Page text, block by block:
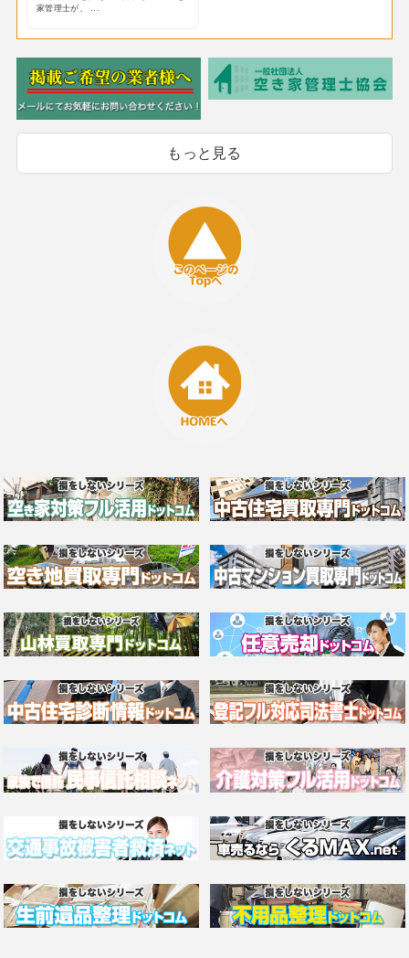
家管理士が、 ...
もっと見る